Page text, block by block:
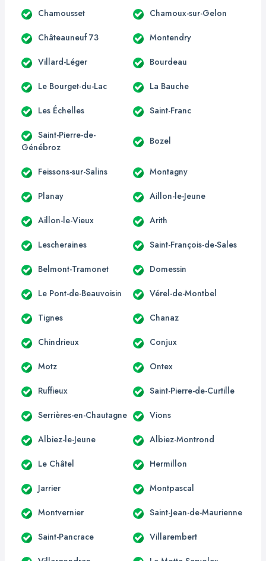
Chamousset Chamoux-sur-Gelon
Châteauneuf 73 Montendry
Villard-Léger Bourdeau
Le Bourget-du-Lac La Bauche
Les Échelles Saint-Franc
Saint-Pierre-de-
Génébroz
Bozel
Feissons-sur-Salins Montagny
Planay Aillon-le-Jeune
Aillon-le-Vieux Arith
Lescheraines Saint-François-de-Sales
Belmont-Tramonet Domessin
Le Pont-de-Beauvoisin Vérel-de-Montbel
Tignes Chanaz
Chindrieux Conjux
Motz Ontex
Ruffieux Saint-Pierre-de-Curtille
Serrières-en-Chautagne Vions
Albiez-le-Jeune Albiez-Montrond
Le Châtel Hermillon
Jarrier Montpascal
Montvernier Saint-Jean-de-Maurienne
Saint-Pancrace Villarembert